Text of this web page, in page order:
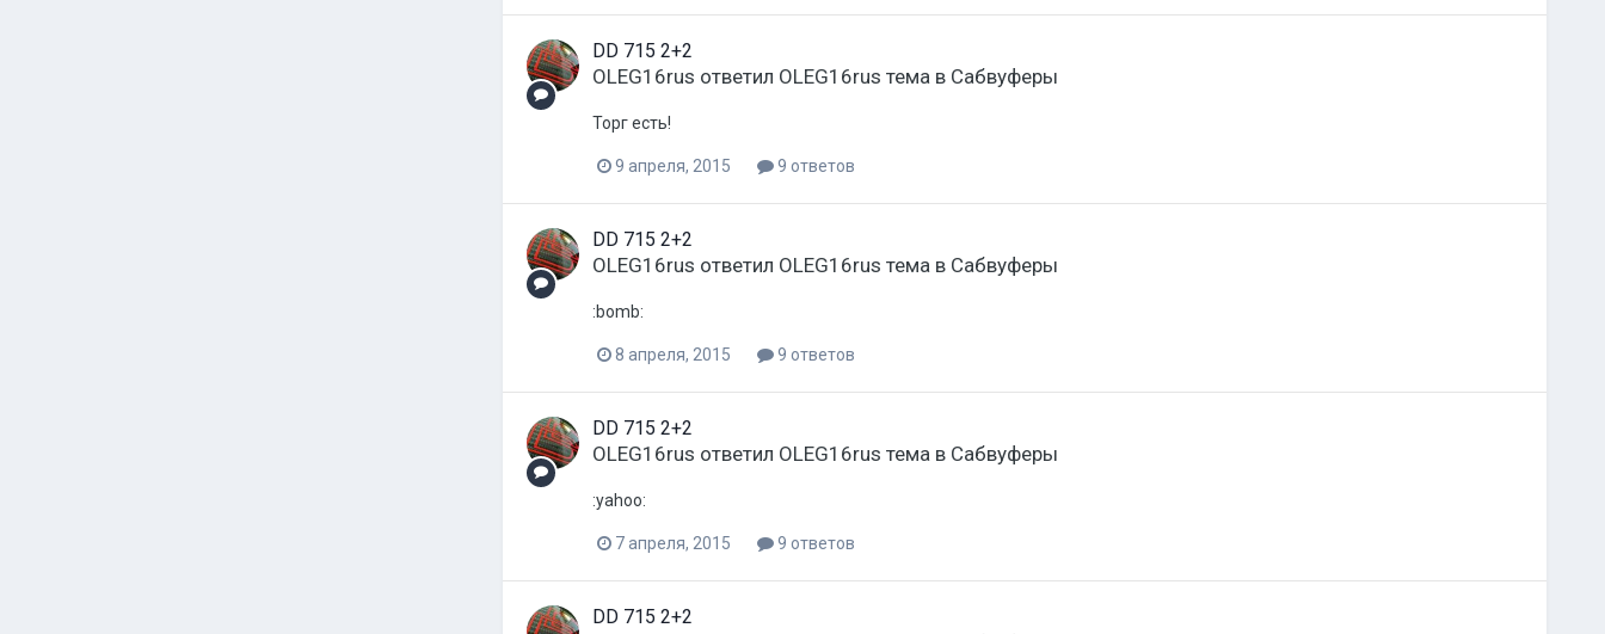
DD 715 2+2
OLEG16rus ответил OLEG16rus тема в Сабвуферы
Торг есть!
9 апреля, 2015 9 ответов
DD 715 2+2
OLEG16rus ответил OLEG16rus тема в Сабвуферы
:bomb:
8 апреля, 2015 9 ответов
DD 715 2+2
OLEG16rus ответил OLEG16rus тема в Сабвуферы
:yahoo:
7 апреля, 2015 9 ответов
DD 715 2+2